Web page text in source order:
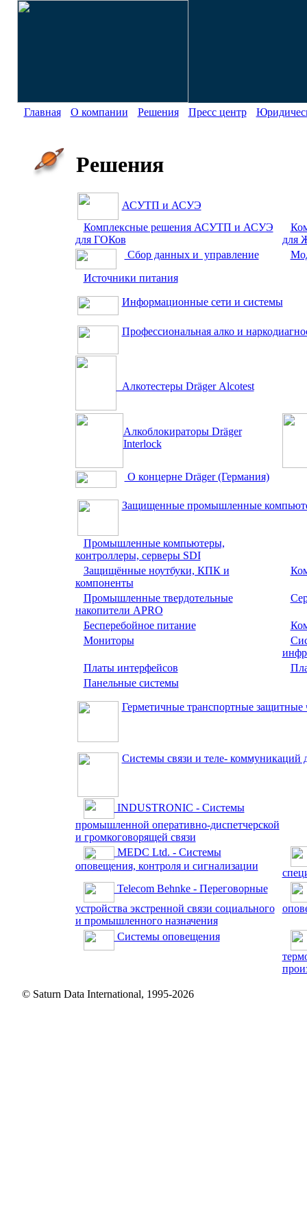
Главная О компании Решения Пресс центр
Решения
АСУТП и АСУЭ
Комплексные решения АСУТП и АСУЭ
для ГОКов
для
Сбор данных и управление
Источники питания
Информационные сети и системы
Профессиональная алко и
Алкотестеры Dräger Аlcotest
Алкоблокираторы Dräger
Interlock
О концерне Dräger (Германия)
Защищенные промышленные
Промышленные компьютеры,
контроллеры, серверы SDI
Защищённые ноутбуки, КПК и
компоненты
Промышленные твердотельные
накопители APRO
Бесперебойное питание
Мониторы
Платы интерфейсов
Панельные системы
Герметичные транспортные
Системы связи и теле- коммуникаций
INDUSTRONIC - Cистемы
промышленной оперативно-диспетчерской
и громкоговорящей связи
MEDC Ltd. - Системы
оповещения, контроля и сигнализации
Telecom Behnke - Переговорные
устройства экстренной связи социального
и промышленного назначения
Системы оповещения
© Saturn Data International, 1995-2026